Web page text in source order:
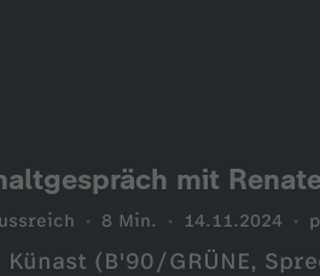
8 Min. 14.11.2024
(B'90/GRÜNE,